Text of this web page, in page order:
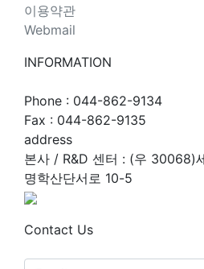
이용약관
Webmail
INFORMATION
Phone : 044-862-9134
Fax : 044-862-9135
address
본사 / R&D 센터 : (우 30068)
명학산단서로 10-5
Contact Us